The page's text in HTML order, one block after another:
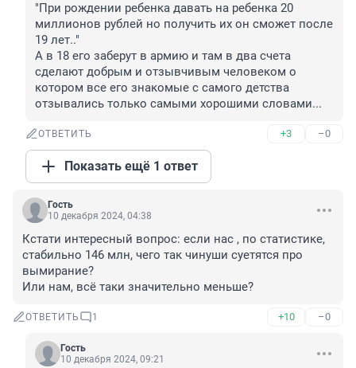
"При рождении ребенка давать на ребенка 20
миллионов рублей но получить их он сможет после
19 лет.."
А в 18 его заберут в армию и там в два счета
сделают добрым и отзывчивым человеком о
котором все его знакомые с самого детства
отзывались только самыми хорошими словами...
ОТВЕТИТЬ +3 –0
Показать ещё 1 ответ
Гость
10 декабря 2024, 04:38
Кстати интересный вопрос: если нас , по статистике,
стабильно 146 млн, чего так чинуши суетятся про
вымирание?
Или нам, всё таки значительно меньше?
ОТВЕТИТЬ 1 +10 –0
Гость
10 декабря 2024, 09:21